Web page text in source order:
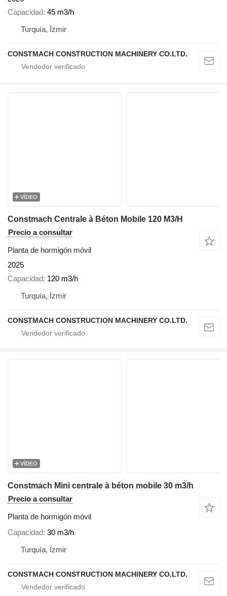
Capacidad 45 m3/h
Turquía, İzmir
CONSTMACH CONSTRUCTION MACHINERY CO.LTD.
VÍDEO
Constmach Centrale à Béton Mobile 120 M3/H
Precio a consultar
Planta de hormigón móvil
2025
Capacidad 120 m3/h
Turquía, İzmir
CONSTMACH CONSTRUCTION MACHINERY CO.LTD.
VÍDEO
Constmach Mini centrale à béton mobile 30 m3/h
Precio a consultar
Planta de hormigón móvil
Capacidad 30 m3/h
Turquía, İzmir
CONSTMACH CONSTRUCTION MACHINERY CO.LTD.